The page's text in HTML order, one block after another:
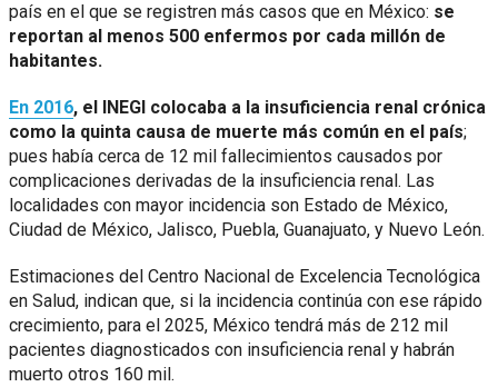
país en el que se registren más casos que en México: se
reportan al menos 500 enfermos por cada millón de
habitantes.
En 2016, el INEGI colocaba a la insuficiencia renal crónica
como la quinta causa de muerte más común en el país;
pues había cerca de 12 mil fallecimientos causados por
complicaciones derivadas de la insuficiencia renal. Las
localidades con mayor incidencia son Estado de México,
Ciudad de México, Jalisco, Puebla, Guanajuato, y Nuevo León.
Estimaciones del Centro Nacional de Excelencia Tecnológica
en Salud, indican que, si la incidencia continúa con ese rápido
crecimiento, para el 2025, México tendrá más de 212 mil
pacientes diagnosticados con insuficiencia renal y habrán
muerto otros 160 mil.